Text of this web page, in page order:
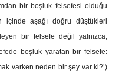
bir boşluk felsefesi olduğu
içinde aşağı doğru düştükleri
bir felsefe değil yalnızca,
boşluk yaratan bir felsefe:
varken neden bir şey var ki?’)